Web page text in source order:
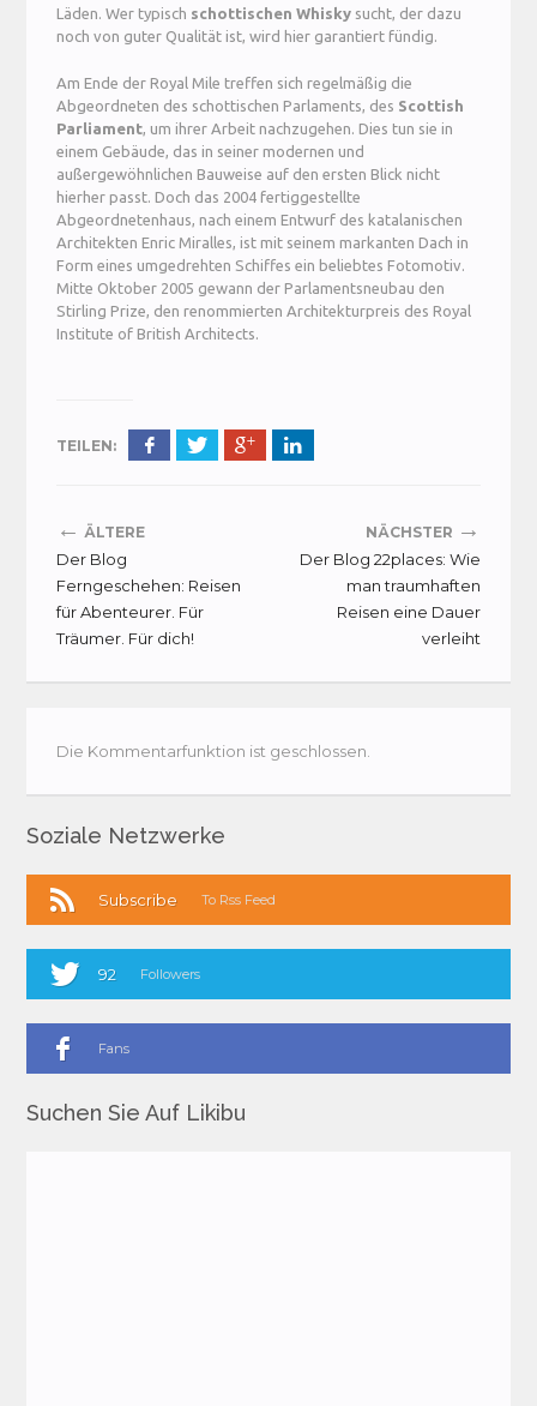
Läden. Wer typisch schottischen Whisky sucht, der dazu
noch von guter Qualität ist, wird hier garantiert fündig.
Am Ende der Royal Mile treffen sich regelmäßig die
Abgeordneten des schottischen Parlaments, des Scottish
Parliament , um ihrer Arbeit nachzugehen. Dies tun sie in
einem Gebäude, das in seiner modernen und
außergewöhnlichen Bauweise auf den ersten Blick nicht
hierher passt. Doch das 2004 fertiggestellte
Abgeordnetenhaus, nach einem Entwurf des katalanischen
Architekten Enric Miralles, ist mit seinem markanten Dach in
Form eines umgedrehten Schiffes ein beliebtes Fotomotiv.
Mitte Oktober 2005 gewann der Parlamentsneubau den
Stirling Prize, den renommierten Architekturpreis des Royal
Institute of British Architects.
TEILEN:
← ÄLTERE
Der Blog
Ferngeschehen: Reisen
für Abenteurer. Für
Träumer. Für dich!
NÄCHSTER →
Der Blog 22places: Wie
man traumhaften
Reisen eine Dauer
verleiht
Die Kommentarfunktion ist geschlossen.
Soziale Netzwerke
Subscribe To Rss Feed
92 Followers
Fans
Suchen Sie Auf Likibu